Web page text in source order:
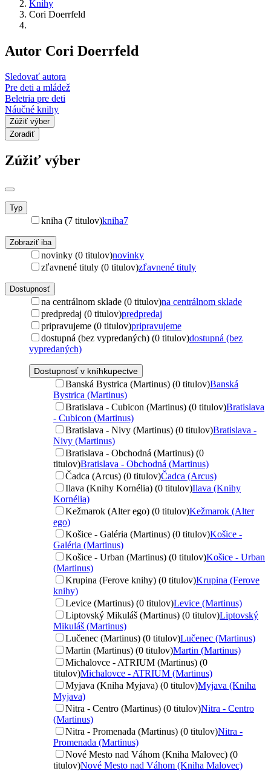
Knihy
Cori Doerrfeld
Autor Cori Doerrfeld
Sledovať autora
Pre deti a mládež
Beletria pre deti
Náučné knihy
Zúžiť výber
Zoradiť
Zúžiť výber
Typ
kniha (7 titulov)kniha7
Zobraziť iba
novinky (0 titulov)novinky
zľavnené tituly (0 titulov)zľavnené tituly
Dostupnosť
na centrálnom sklade (0 titulov)na centrálnom sklade
predpredaj (0 titulov)predpredaj
pripravujeme (0 titulov)pripravujeme
dostupná (bez vypredaných) (0 titulov)dostupná (bez
vypredaných)
Dostupnosť v kníhkupectve
Banská Bystrica (Martinus) (0 titulov)Banská
Bystrica (Martinus)
Bratislava - Cubicon (Martinus) (0 titulov)Bratislava
- Cubicon (Martinus)
Bratislava - Nivy (Martinus) (0 titulov)Bratislava -
Nivy (Martinus)
Bratislava - Obchodná (Martinus) (0
titulov)Bratislava - Obchodná (Martinus)
Čadca (Arcus) (0 titulov)Čadca (Arcus)
Ilava (Knihy Kornélia) (0 titulov)Ilava (Knihy
Kornélia)
Kežmarok (Alter ego) (0 titulov)Kežmarok (Alter
ego)
Košice - Galéria (Martinus) (0 titulov)Košice -
Galéria (Martinus)
Košice - Urban (Martinus) (0 titulov)Košice - Urban
(Martinus)
Krupina (Ferove knihy) (0 titulov)Krupina (Ferove
knihy)
Levice (Martinus) (0 titulov)Levice (Martinus)
Liptovský Mikuláš (Martinus) (0 titulov)Liptovský
Mikuláš (Martinus)
Lučenec (Martinus) (0 titulov)Lučenec (Martinus)
Martin (Martinus) (0 titulov)Martin (Martinus)
Michalovce - ATRIUM (Martinus) (0
titulov)Michalovce - ATRIUM (Martinus)
Myjava (Kniha Myjava) (0 titulov)Myjava (Kniha
Myjava)
Nitra - Centro (Martinus) (0 titulov)Nitra - Centro
(Martinus)
Nitra - Promenada (Martinus) (0 titulov)Nitra -
Promenada (Martinus)
Nové Mesto nad Váhom (Kniha Malovec) (0
titulov)Nové Mesto nad Váhom (Kniha Malovec)